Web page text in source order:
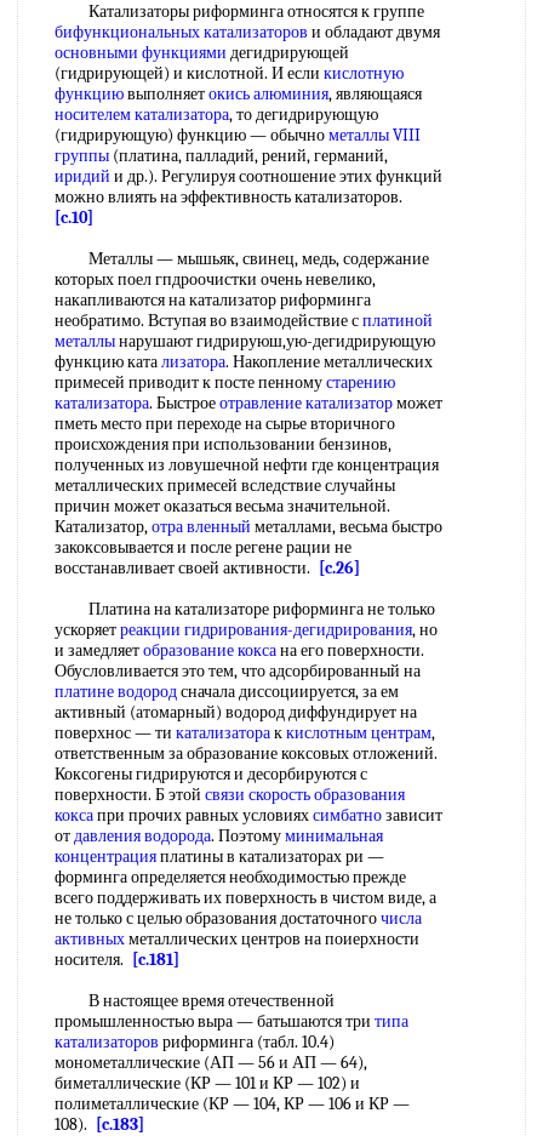
Катализаторы риформинга относятся к группе
бифункциональных катализаторов и обладают двумя
основными функциями дегидрирующей
(гидрирующей) и кислотной. И если кислотную
функциювыполняетокись алюминия, являющаяся
носителем катализатора, то дегидрирующую
(гидрирующую) функцию — обычнометаллы VIII
группы (платина, палладий, рений, германий,
иридий и др.). Регулируя соотношение этих функций
можно влиять на эффективность катализаторов.
[c.10]
Металлы — мышьяк, свинец, медь, содержание
которых поел гпдроочистки очень невелико,
накапливаются на катализатор риформинга
необратимо. Вступая во взаимодействие сплатиной
металлынарушают гидрируюш,ую-дегидрирующую
функцию катализатора. Накопление металлических
примесей приводит к посте пенномустарению
катализатора. Быстроеотравление катализаторможет
пметь место при переходе на сырье вторичного
происхождения при использовании бензинов,
полученных из ловушечной нефти где концентрация
металлических примесей вследствие случайны
причин может оказаться весьма значительной.
Катализатор,отравленный металлами, весьма быстро
закоксовывается и после регене рации не
восстанавливает своей активности.
[c.26]
Платина на катализаторе риформинга не только
ускоряетреакции гидрирования-дегидрирования, но
и замедляетобразование коксана его поверхности.
Обусловливается это тем, что адсорбированный на
платине водородсначала диссоциируется, за ем
активный (атомарный) водород диффундирует на
поверхнос — ти катализатораккислотным центрам,
ответственным за образование коксовых отложений.
Коксогены гидрируются и десорбируются с
поверхности. Б этой связи скоростьобразования
коксапри прочих равных условияхсимбатнозависит
отдавления водорода. Поэтомуминимальная
концентрацияплатины в катализаторах ри —
форминга определяется необходимостью прежде
всего поддерживать их поверхность в чистом виде, а
не только с целью образования достаточногочисла
активныхметаллических центров на поиерхности
носителя.
[c.181]
В настоящее время отечественной
промышленностью выра — батьшаются три типа
катализаторов риформинга (табл. 10.4)
монометаллические (АП — 56 и АП — 64),
биметаллические (КР — 101 и КР — 102) и
полиметаллические (КР — 104, КР — 106 и КР —
108).
[c.183]